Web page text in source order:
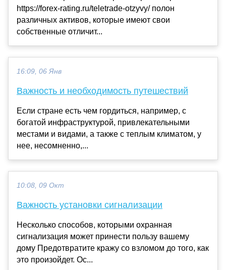
https://forex-rating.ru/teletrade-otzyvy/ полон
различных активов, которые имеют свои
собственные отличит...
16:09, 06 Янв
Важность и необходимость путешествий
Если стране есть чем гордиться, например, с
богатой инфраструктурой, привлекательными
местами и видами, а также с теплым климатом, у
нее, несомненно,...
10:08, 09 Окт
Важность установки сигнализации
Несколько способов, которыми охранная
сигнализация может принести пользу вашему
дому Предотвратите кражу со взломом до того, как
это произойдет. Ос...